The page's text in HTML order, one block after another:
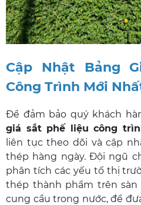
Cập Nhật Bảng
Công Trình Mới
Để đảm bảo quý khách
giá sắt phế liệu công
liên tục theo dõi và cập
thép hàng ngày. Đội ngũ
phân tích các yếu tố thị
thép thành phẩm trên
cung cầu trong nước, để